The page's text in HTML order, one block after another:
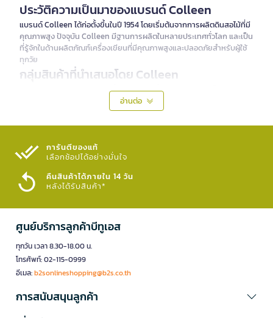
ประวัติความเป็นมาของแบรนด์ Colleen
แบรนด์ Colleen ได้ก่อตั้งขึ้นในปี 1954 โดยเริ่มต้นจากการผลิตดินสอไม้ที่มี
คุณภาพสูง ปัจจุบัน Colleen มีฐานการผลิตในหลายประเทศทั่วโลก และเป็น
ที่รู้จักในด้านผลิตภัณฑ์เครื่องเขียนที่มีคุณภาพสูงและปลอดภัยสำหรับผู้ใช้
ทุกวัย
กลุ่มสินค้าที่นำเสนอโดย Colleen
แบรนด์ Colleen มีผลิตภัณฑ์ที่หลากหลาย ซึ่งสามารถแบ่งได้เป็นกลุ่มหลัก
ดินสอไม้: มีทั้งดินสอเขียนธรรมดาและดินสอสีที่มาพร้อมสีสันสดใส
ปากกาหมึกเจล: ปากกาหมึกเจลที่เขียนลื่นและสีสันสวยงาม
สมุดและกระดาษ: สมุดวาดรูปและกระดาษคุณภาพสูงที่ใช้ร่วมกับผลิตภัณฑ์
อื่น ๆ ของ Colleen
ไฮไลท์สำคัญของแบรนด์ Colleen
ใช้งานในระยะยาว
ปลอดภัย: Colleen ใส่ใจในเรื่องความปลอดภัยของผู้ใช้ โดยใช้วัสดุที่เป็น
มิตรกับสิ่งแวดล้อม
สีสันสดใส: ดินสอสีและสีไม้มาพร้อมสีสันสดใสและเข้มข้น
สินค้าขายดีจากแบรนด์ Colleen
ปากกาหมึกเจล Colleen ชุด 12 สี
สมุดวาดรูป Colleen ขนาด A4
อ่านต่อ
การันตีของแท้
เลือกช้อปได้อย่างมั่นใจ​
คืนสินค้าได้ภายใน 14 วัน
หลังได้รับสินค้า*
ศูนย์บริการลูกค้าบีทูเอส
ทุกวัน เวลา 8.30-18.00 น.
โทรศัพท์: 02-115-0999
อีเมล:b2sonlineshopping@b2s.co.th
การสนับสนุนลูกค้า